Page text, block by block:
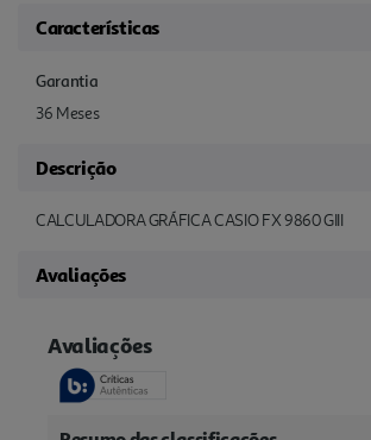
Características
Garantia
36 Meses
Descrição
CALCULADORA GRÁFICA CASIO FX 9860 GIII
Avaliações